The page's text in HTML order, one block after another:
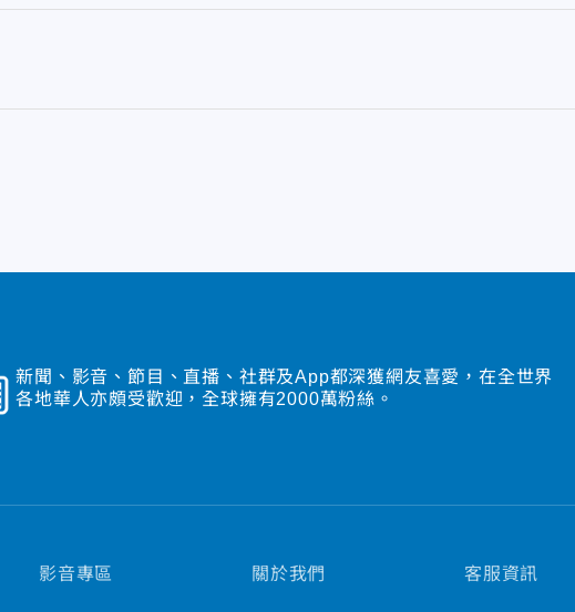
新聞、影音、節目、直播、社群及App都深獲網友喜愛，在全世界
各地華人亦頗受歡迎，全球擁有2000萬粉絲。
影音專區 關於我們 客服資訊